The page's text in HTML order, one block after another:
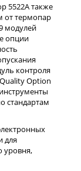
5522A также
от термопар
модулей
опции
контроля
Quality Option
стандартам
для
уровня,